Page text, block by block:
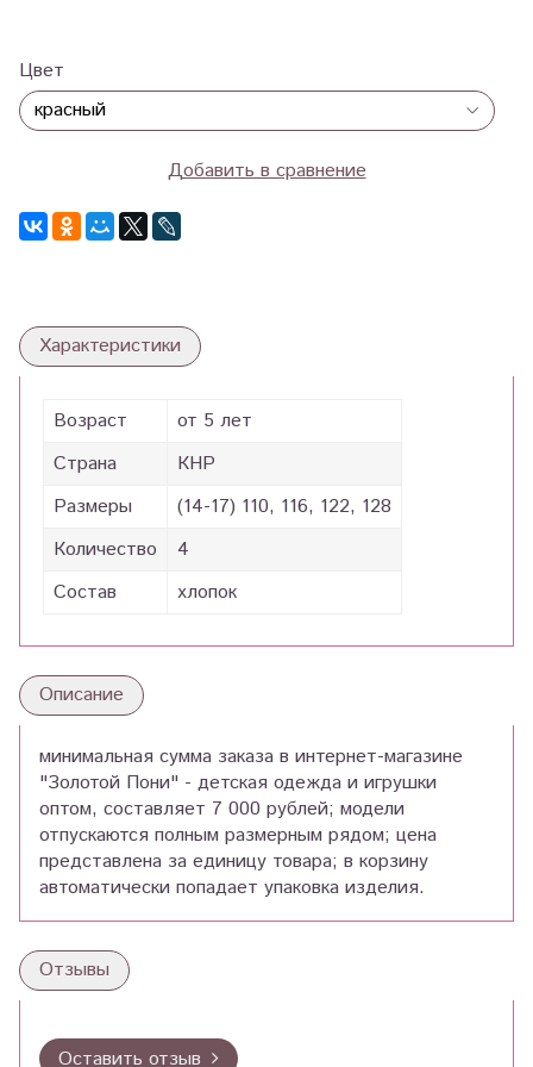
Цвет
Добавить в сравнение
Характеристики
Возраст
от 5 лет
Страна
КНР
Размеры
(14-17) 110, 116, 122, 128
Количество
4
Состав
хлопок
Описание
минимальная сумма заказа в интернет-магазине
"Золотой Пони" - детская одежда и игрушки
оптом, составляет 7 000 рублей; модели
отпускаются полным размерным рядом; цена
представлена за единицу товара; в корзину
автоматически попадает упаковка изделия.
Отзывы
Оставить отзыв